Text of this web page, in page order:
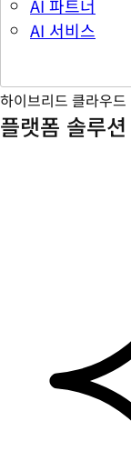
AI 파트너
AI 서비스
하이브리드 클라우드
플랫폼 솔루션